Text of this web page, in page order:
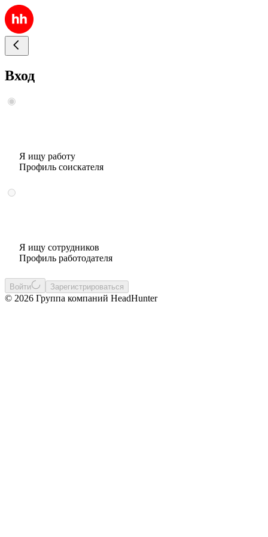
Вход
Я ищу работу
Профиль соискателя
Я ищу сотрудников
Профиль работодателя
Войти Зарегистрироваться
© 2026 Группа компаний HeadHunter